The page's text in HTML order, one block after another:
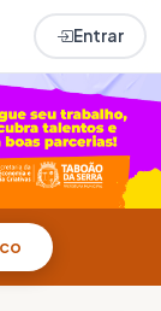
Entrar